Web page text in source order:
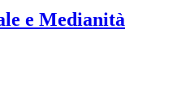
e Medianità